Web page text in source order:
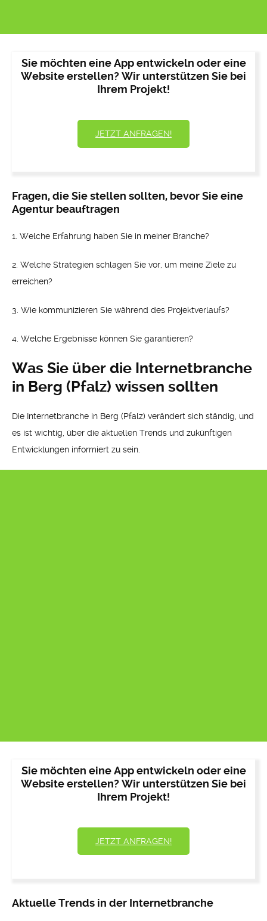
Sie möchten eine App entwickeln oder eine
Website erstellen? Wir unterstützen Sie bei
Ihrem Projekt!
JETZT ANFRAGEN!
Fragen, die Sie stellen sollten, bevor Sie eine
Agentur beauftragen
1. Welche Erfahrung haben Sie in meiner Branche?
2. Welche Strategien schlagen Sie vor, um meine Ziele zu
erreichen?
3. Wie kommunizieren Sie während des Projektverlaufs?
4. Welche Ergebnisse können Sie garantieren?
Was Sie über die Internetbranche
in Berg (Pfalz) wissen sollten
Die Internetbranche in Berg (Pfalz) verändert sich ständig, und
es ist wichtig, über die aktuellen Trends und zukünftigen
Entwicklungen informiert zu sein.
Sie möchten eine App entwickeln oder eine
Website erstellen? Wir unterstützen Sie bei
Ihrem Projekt!
JETZT ANFRAGEN!
Aktuelle Trends in der Internetbranche